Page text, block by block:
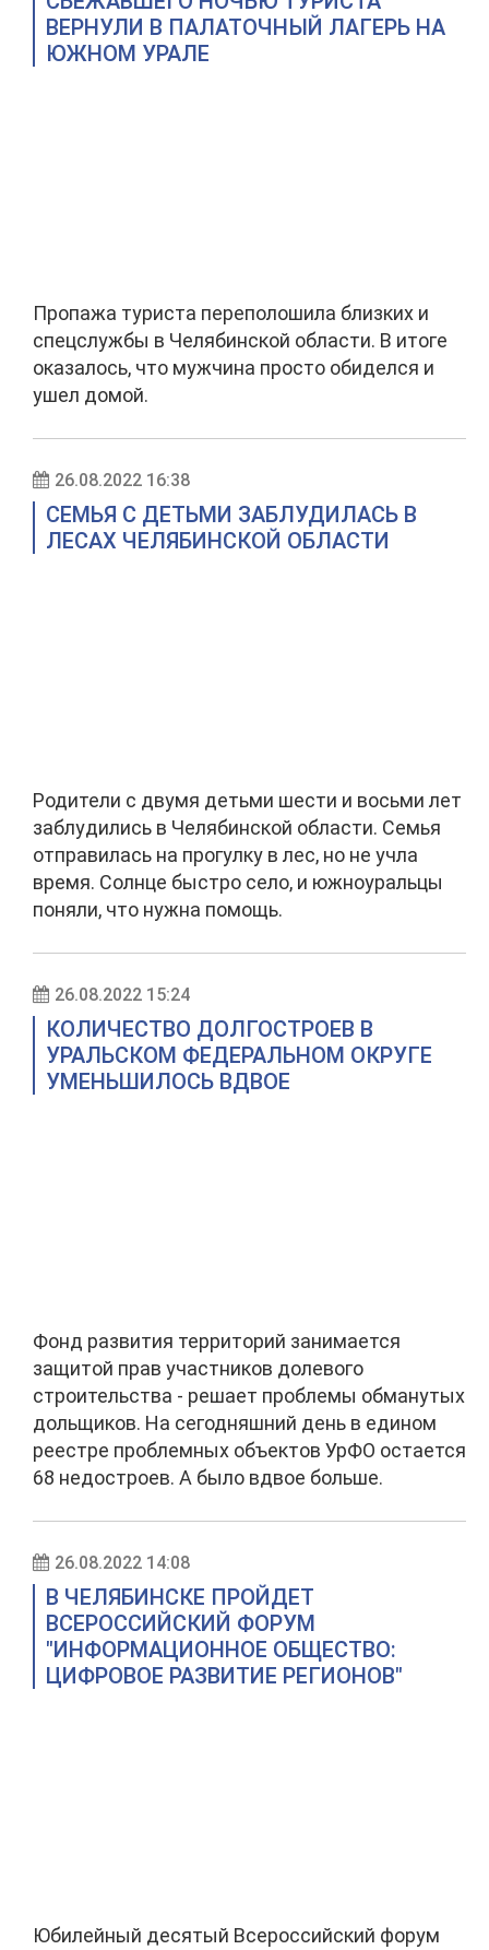
ВЕРНУЛИ В ПАЛАТОЧНЫЙ ЛАГЕРЬ НА
ЮЖНОМ УРАЛЕ
Пропажа туриста переполошила близких и
спецслужбы в Челябинской области. В итоге
оказалось, что мужчина просто обиделся и
ушел домой.
26.08.2022 16:38
СЕМЬЯ С ДЕТЬМИ ЗАБЛУДИЛАСЬ В
ЛЕСАХ ЧЕЛЯБИНСКОЙ ОБЛАСТИ
Родители с двумя детьми шести и восьми лет
заблудились в Челябинской области. Семья
отправилась на прогулку в лес, но не учла
время. Солнце быстро село, и южноуральцы
поняли, что нужна помощь.
26.08.2022 15:24
КОЛИЧЕСТВО ДОЛГОСТРОЕВ В
УРАЛЬСКОМ ФЕДЕРАЛЬНОМ ОКРУГЕ
УМЕНЬШИЛОСЬ ВДВОЕ
Фонд развития территорий занимается
защитой прав участников долевого
строительства - решает проблемы обманутых
дольщиков. На сегодняшний день в едином
реестре проблемных объектов УрФО остается
68 недостроев. А было вдвое больше.
26.08.2022 14:08
В ЧЕЛЯБИНСКЕ ПРОЙДЕТ
ВСЕРОССИЙСКИЙ ФОРУМ
"ИНФОРМАЦИОННОЕ ОБЩЕСТВО:
ЦИФРОВОЕ РАЗВИТИЕ РЕГИОНОВ"
Юбилейный десятый Всероссийский форум